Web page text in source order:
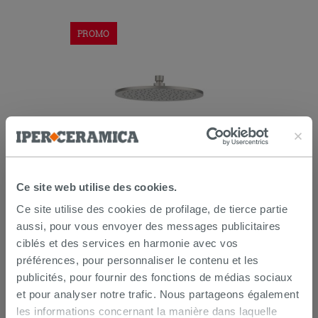
Ce site web utilise des cookies.
Ce site utilise des cookies de profilage, de tierce partie
aussi, pour vous envoyer des messages publicitaires
ciblés et des services en harmonie avec vos
préférences, pour personnaliser le contenu et les
publicités, pour fournir des fonctions de médias sociaux
et pour analyser notre trafic. Nous partageons également
les informations concernant la manière dans laquelle
PROMO
mm anticalcaire en acier brossé
138,53 € /PC 197,90 € -30,00 %
AJOUTER AU PANIER